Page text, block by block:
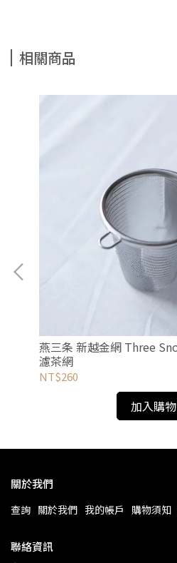
相關商品
燕三条 新越金網 Three
濾茶網
NT$260
加入購
關於我們
查詢 關於我們 我的帳戶 購物須知
聯絡資訊